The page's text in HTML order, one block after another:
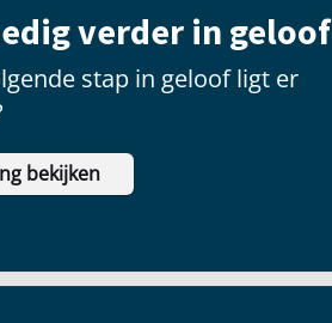
verder in geloof
stap in geloof ligt er
bekijken